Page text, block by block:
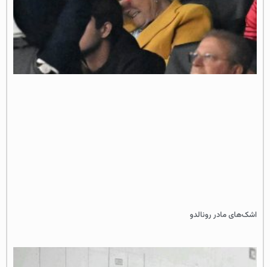
اشک‌های مادر رونالدو